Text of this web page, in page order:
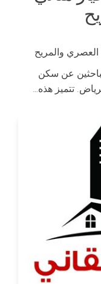
والمريح
عن سكن
تتميز هذه…